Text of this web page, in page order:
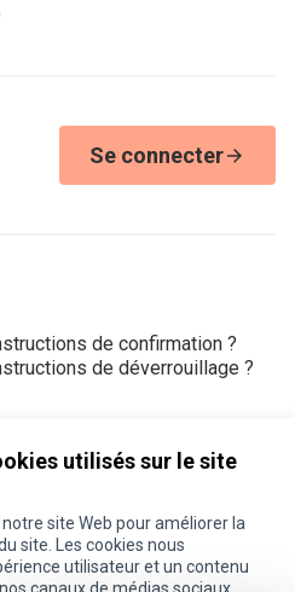
utilisés sur le site
site Web pour améliorer la
site. Les cookies nous
utilisateur et un contenu
Se connecter
de confirmation ?
de déverrouillage ?